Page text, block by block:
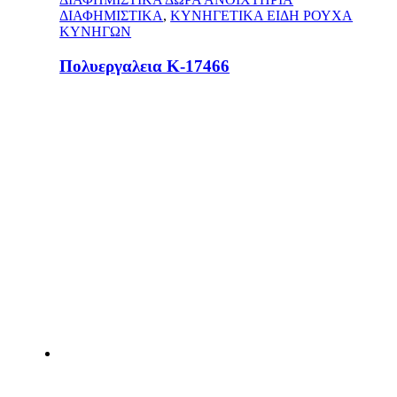
ΔΙΑΦΗΜΙΣΤΙΚΑ,ΚΥΝΗΓΕΤΙΚΑ ΕΙΔΗ ΡΟΥΧΑ
ΚΥΝΗΓΩΝ
Πολυεργαλεια Κ-17466